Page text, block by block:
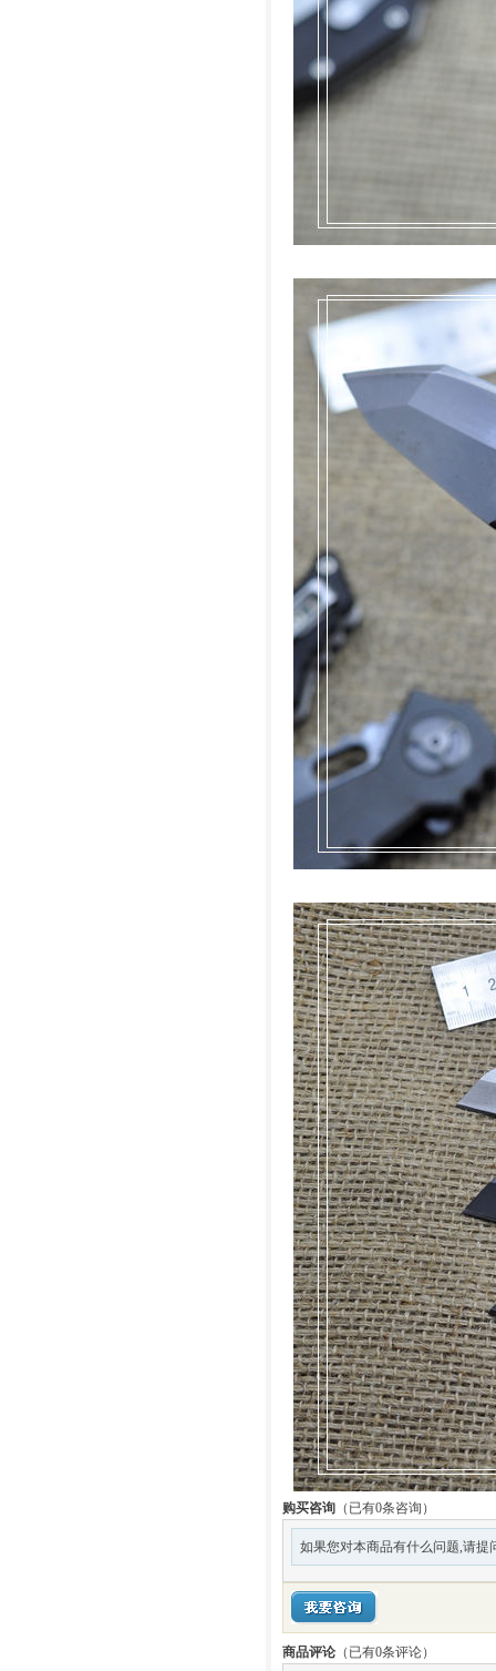
购买咨询 （已有0条咨询）
如果您对本商品有什么问题,请提
商品评论 （已有0条评论）